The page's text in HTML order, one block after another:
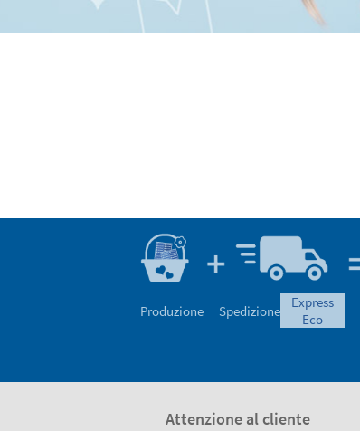
Produzione Spedizione
express
eco
Attenzione al cliente